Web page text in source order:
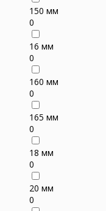
150 мм
0
16 мм
0
160 мм
0
165 мм
0
18 мм
0
20 мм
0